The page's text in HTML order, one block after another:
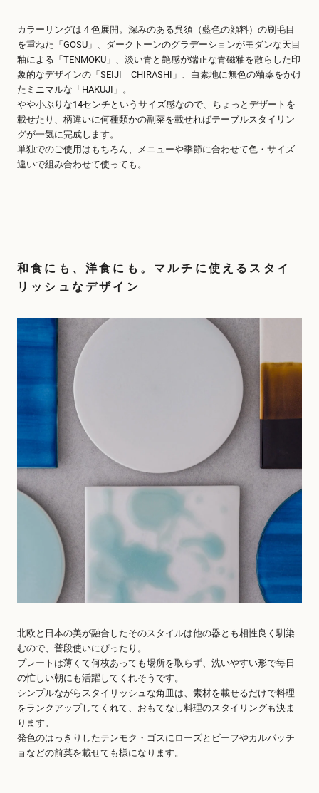
カラーリングは４色展開。深みのある呉須（藍色の顔料）の刷毛目
を重ねた「GOSU」、ダークトーンのグラデーションがモダンな天目
釉による「TENMOKU」、淡い青と艶感が端正な青磁釉を散らした印
象的なデザインの「SEIJI CHIRASHI」、白素地に無色の釉薬をかけ
たミニマルな「HAKUJI」。
やや小ぶりな14センチというサイズ感なので、ちょっとデザートを
載せたり、柄違いに何種類かの副菜を載せればテーブルスタイリン
グが一気に完成します。
単独でのご使用はもちろん、メニューや季節に合わせて色・サイズ
違いで組み合わせて使っても。
和食にも、洋食にも。マルチに使えるスタイ
リッシュなデザイン
北欧と日本の美が融合したそのスタイルは他の器とも相性良く馴染
むので、普段使いにぴったり。
プレートは薄くて何枚あっても場所を取らず、洗いやすい形で毎日
の忙しい朝にも活躍してくれそうです。
シンプルながらスタイリッシュな角皿は、素材を載せるだけで料理
をランクアップしてくれて、おもてなし料理のスタイリングも決ま
ります。
発色のはっきりしたテンモク・ゴスにローズとビーフやカルパッチ
ョなどの前菜を載せても様になります。